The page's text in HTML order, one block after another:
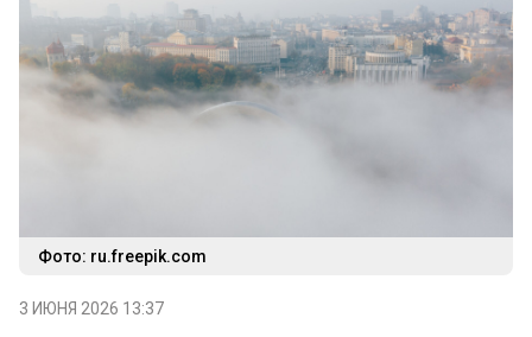
Фото: ru.freepik.com
3 ИЮНЯ 2026 13:37